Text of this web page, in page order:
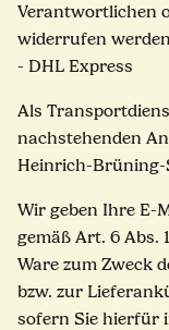
Verantwortlichen
widerrufen
- DHL Express
Als
nachstehenden
Heinrich-Brüning-
Wir geben Ihre E-
gemäß Art. 6 Abs.
Ware zum Zweck
bzw. zur
sofern Sie hierfür